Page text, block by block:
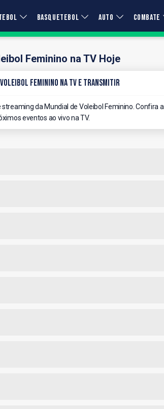
BASQUETEBOL AUTO COMBATE
Feminino na TV Hoje
Feminino na TV e Transmitir
da Mundial de Voleibol Feminino. Confira a
eventos ao vivo na TV.